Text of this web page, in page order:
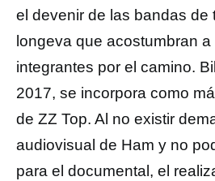
el devenir de las bandas de
longeva que acostumbran
integrantes por el camino.
2017, se incorpora como
de ZZ Top. Al no existir
audiovisual de Ham y no
para el documental, el